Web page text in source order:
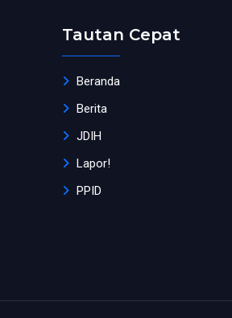
Tautan Cepat
Beranda
Berita
JDIH
Lapor!
PPID